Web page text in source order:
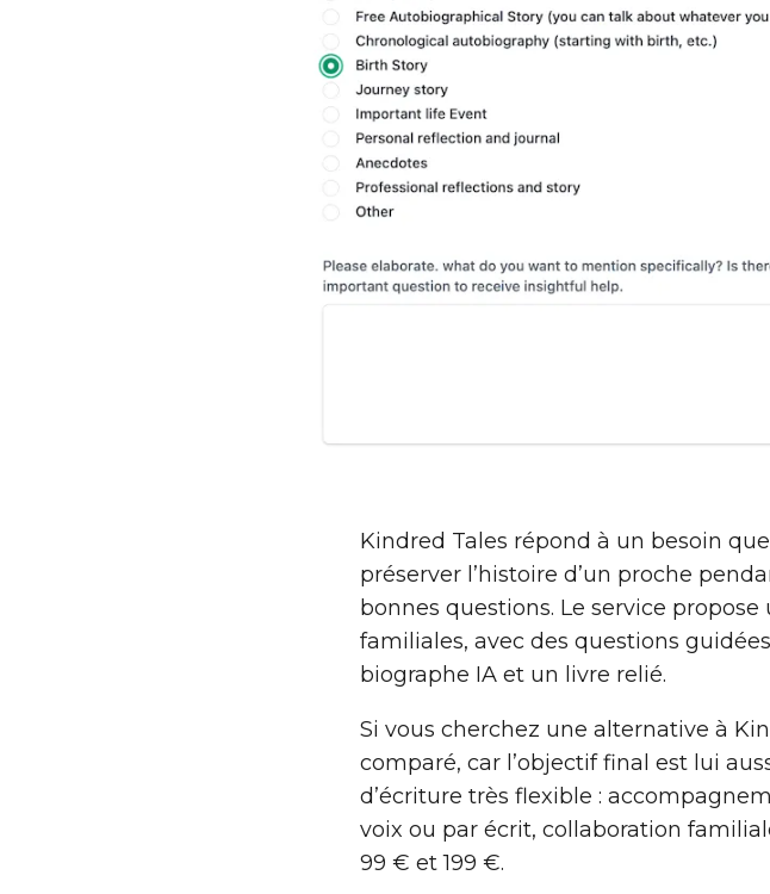
Kindred Tales répond à un besoin
préserver l’histoire d’un proche
bonnes questions. Le service
familiales, avec des questions
biographe IA et un livre relié.
Si vous cherchez une alternative à
comparé, car l’objectif final est lui
d’écriture très flexible :
voix ou par écrit, collaboration
99 € et 199 €.